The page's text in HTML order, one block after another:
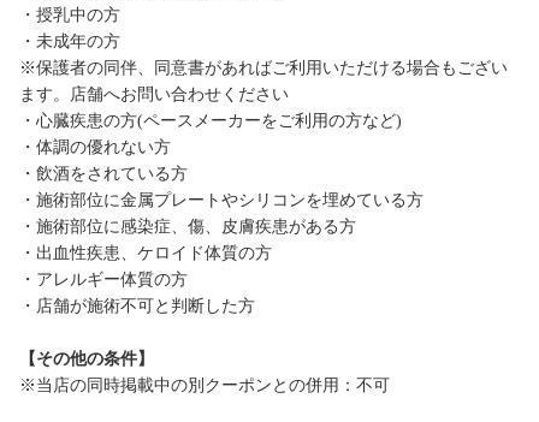
・授乳中の方
・未成年の方
※保護者の同伴、同意書があればご利用いただける場合もござい
ます。店舗へお問い合わせください
・心臓疾患の方(ペースメーカーをご利用の方など)
・体調の優れない方
・飲酒をされている方
・施術部位に金属プレートやシリコンを埋めている方
・施術部位に感染症、傷、皮膚疾患がある方
・出血性疾患、ケロイド体質の方
・アレルギー体質の方
・店舗が施術不可と判断した方
【その他の条件】
※当店の同時掲載中の別クーポンとの併用：不可